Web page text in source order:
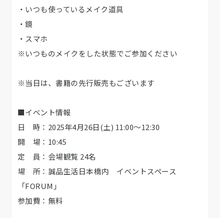
・いつも使っているメイク道具
・鏡
・スマホ
※いつものメイクをした状態でご参加ください
※当日は、書籍の先行販売もございます
■イベント情報
日 時：2025年4月26日(土) 11:00～12:30
開 場：10:45
定 員：会場観覧 24名
場 所：誠品生活日本橋内 イベントスペース
「FORUM」
参加費：無料